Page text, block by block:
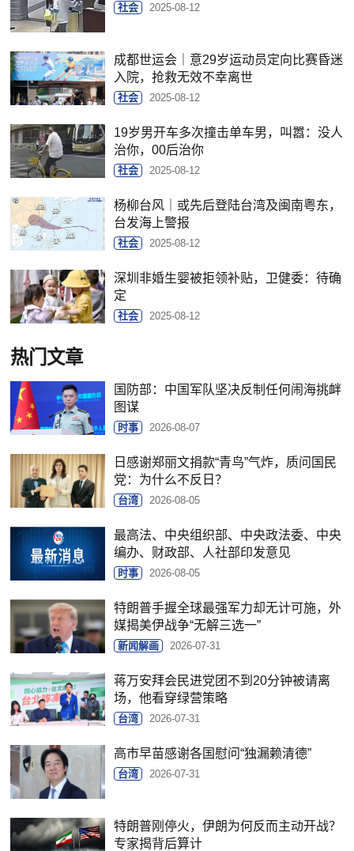
社会 2025-08-12
成都世运会｜意29岁运动员定向比赛昏迷
入院，抢救无效不幸离世
社会 2025-08-12
19岁男开车多次撞击单车男，叫嚣：没人
治你，00后治你
社会 2025-08-12
杨柳台风｜或先后登陆台湾及闽南粤东，
台发海上警报
社会 2025-08-12
深圳非婚生婴被拒领补贴，卫健委：待确
定
社会 2025-08-12
热门文章
国防部：中国军队坚决反制任何闹海挑衅
图谋
时事 2026-08-07
日感谢郑丽文捐款“青鸟”气炸，质问国民
党：为什么不反日？
台湾 2026-08-05
最高法、中央组织部、中央政法委、中央
编办、财政部、人社部印发意见
时事 2026-08-05
特朗普手握全球最强军力却无计可施，外
媒揭美伊战争“无解三选一”
新闻解画 2026-07-31
蒋万安拜会民进党团不到20分钟被请离
场，他看穿绿营策略
台湾 2026-07-31
高市早苗感谢各国慰问“独漏赖清德”
台湾 2026-07-31
特朗普刚停火，伊朗为何反而主动开战？
专家揭背后算计